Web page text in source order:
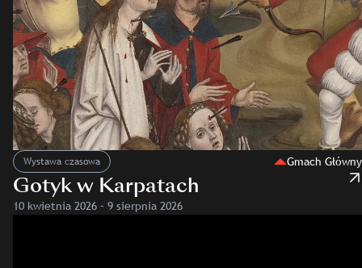
Wystawa czasowa Gmach Główny
Gotyk w Karpatach
10 kwietnia 2026 – 9 sierpnia 2026